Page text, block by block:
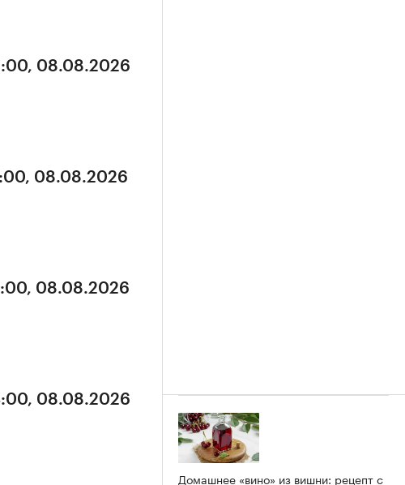
08.08.2026
08.08.2026
08.08.2026
08.08.2026
Домашнее «вино» из вишни: рецепт с